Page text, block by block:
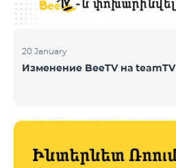
20 January
Изменение BeeTV на teamTV